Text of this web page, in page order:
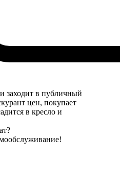
заходит в публичный
цен, покупает
в кресло и